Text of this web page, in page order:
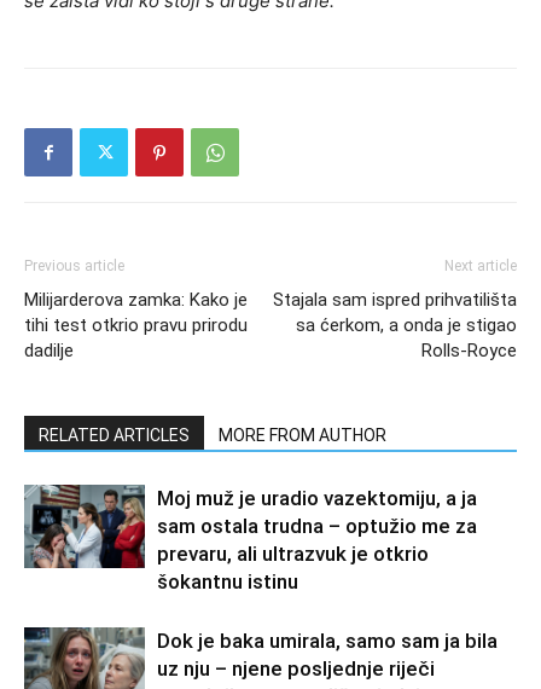
Previous article
Milijarderova zamka: Kako je
tihi test otkrio pravu prirodu
dadilje
Next article
Stajala sam ispred prihvatilišta
sa ćerkom, a onda je stigao
Rolls-Royce
RELATED ARTICLES MORE FROM AUTHOR
Moj muž je uradio vazektomiju, a ja
sam ostala trudna – optužio me za
prevaru, ali ultrazvuk je otkrio
šokantnu istinu
Dok je baka umirala, samo sam ja bila
uz nju – njene posljednje riječi